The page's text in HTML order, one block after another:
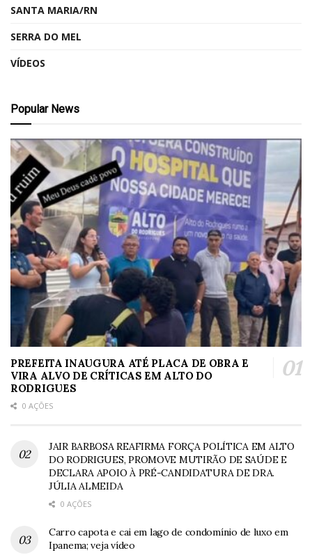
SANTA MARIA/RN
SERRA DO MEL
VÍDEOS
Popular News
PREFEITA INAUGURA ATÉ PLACA DE OBRA E
VIRA ALVO DE CRÍTICAS EM ALTO DO
RODRIGUES
0 AÇÕES
JAIR BARBOSA REAFIRMA FORÇA POLÍTICA EM ALTO
DO RODRIGUES, PROMOVE MUTIRÃO DE SAÚDE E
DECLARA APOIO À PRÉ-CANDIDATURA DE DRA.
JÚLIA ALMEIDA
0 AÇÕES
Carro capota e cai em lago de condomínio de luxo em
Ipanema; veja vídeo